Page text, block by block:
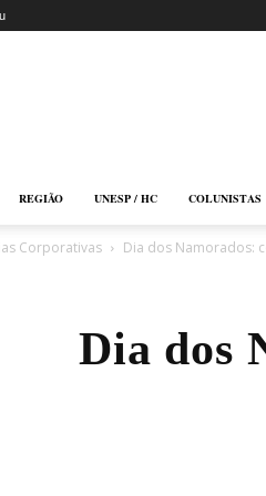
REGIÃO UNESP / HC COLUNISTAS
Corporativas Dia dos Namorados:
Dia dos